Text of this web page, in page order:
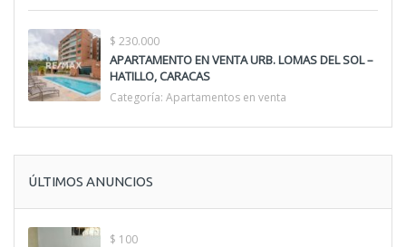
$ 230.000
APARTAMENTO EN VENTA URB. LOMAS DEL SOL –
HATILLO, CARACAS
Categoría: Apartamentos en venta
ÚLTIMOS ANUNCIOS
$ 100